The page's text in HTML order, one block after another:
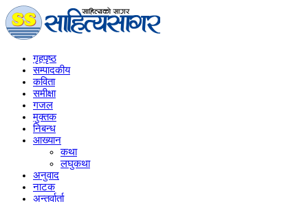
गृहपृष्‍ठ
सम्पादकीय
कविता
समीक्षा
गजल
मुक्तक
निबन्ध
आख्यान
कथा
लघुकथा
अनुवाद
नाटक
अन्तर्वार्ता